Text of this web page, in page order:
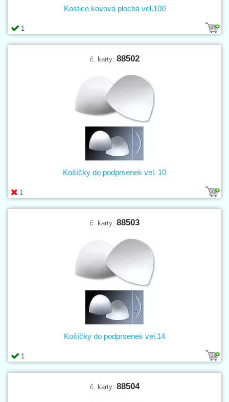
1
Kostice kovová plochá vel.100
č. karty: 88502
1
Košíčky do podprsenek vel. 10
č. karty: 88503
1
Košíčky do podprsenek vel.14
č. karty: 88504